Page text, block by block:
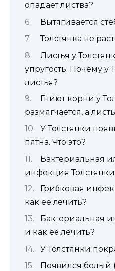
опадает листва?
Вытягивается
Толстянка не
Листья у
упругость. Почему у
листья?
Гниют корни у
размягчается, а
У Толстянки
пятна. Что это?
Бактериальная
инфекция
Грибковая
как ее лечить?
Бактериальная
и как ее лечить?
У Толстянки
Появился белый